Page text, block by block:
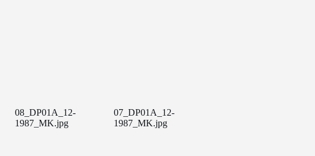
08_DP01A_12-
1987_MK.jpg
07_DP01A_12-
1987_MK.jpg